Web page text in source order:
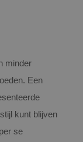
minder
Een
kunt blijven
se